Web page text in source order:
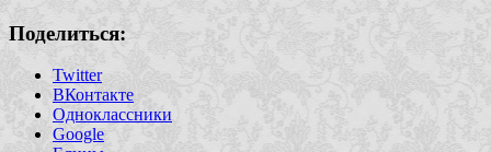
Поделиться:
Twitter
ВКонтакте
Одноклассники
Google